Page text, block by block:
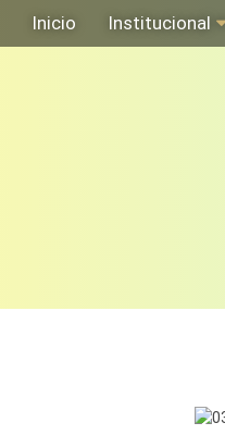
Inicio Institucional